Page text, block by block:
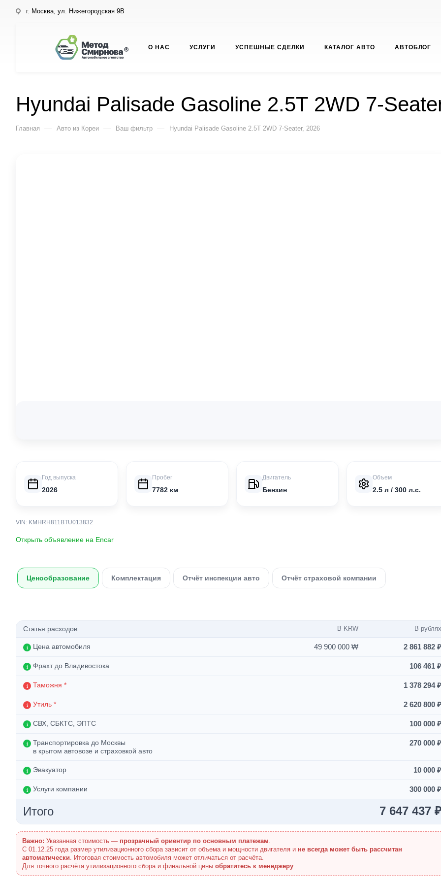
г. Москва, ул. Нижегородская 9В
О НАС УСЛУГИ УСПЕШНЫЕ СДЕЛКИ КАТАЛОГ АВТО АВТОБЛОГ
Hyundai Palisade Gasoline 2.5T 2WD 7-
Главная — Авто из Кореи — Ваш фильтр — Hyundai Palisade Gasoline 2.5T 2WD 7-Seater, 2026
Год выпуска
2026
Пробег
7782 км
Двигатель
Бензин
Объем
2.5 л / 300 л.с.
VIN: KMHRH811BTU013832
Открыть объявление на Encar
Ценообразование Комплектация Отчёт инспекции авто Отчёт страховой компании
Статья расходов В KRW В рублях
Цена автомобиля 49 900 000 ₩ 2 861 882 ₽
Фрахт до Владивостока 106 461 ₽
Таможня * 1 378 294 ₽
Утиль * 2 620 800 ₽
СВХ, СБКТС, ЭПТС 100 000 ₽
Транспортировка до Москвы
в крытом автовозе и страховкой авто
270 000 ₽
Эвакуатор 10 000 ₽
Услуги компании 300 000 ₽
Итого 7 647 437 ₽
Важно: Указанная стоимость — прозрачный ориентир по основным платежам.
С 01.12.25 года размер утилизационного сбора зависит от объема и мощности двигателя и не всегда может быть рассчитан
автоматически. Итоговая стоимость автомобиля может отличаться от расчёта.
Для точного расчёта утилизационного сбора и финальной цены обратитесь к менеджеру